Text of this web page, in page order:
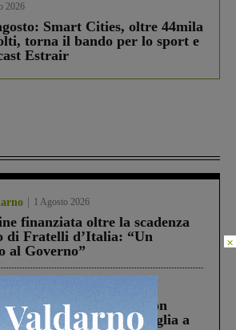
2026
Smart Cities, oltre 44mila
torna il bando per lo sport e
Estrair
1 Agosto 2026
finanziata oltre la scadenza
di Fratelli d’Italia: “Un
al Governo”
una struttura di Castiglion
che aveva ucciso la figlia a
×